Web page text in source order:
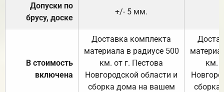
Допуски по
брусу, доске
+/- 5 мм.
В стоимость
включена
Доставка комплекта
материала в радиусе 500
км. от г. Пестова
Новгородской области и
сборка дома на вашем
км.